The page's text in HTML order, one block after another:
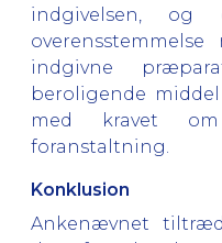
indgivelsen,
indgivne
beroligende
med kravet
foranstaltning.
Konklusion
Ankenævnet